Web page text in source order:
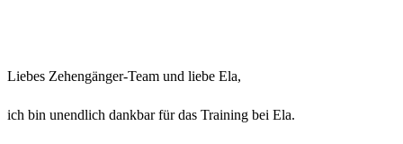
Liebes Zehengänger-Team und liebe Ela,
ich bin unendlich dankbar für das Training bei Ela.